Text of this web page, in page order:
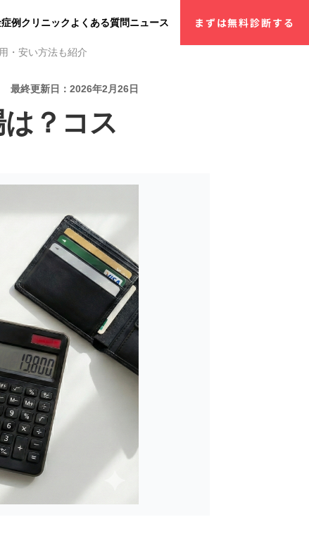
症例クリニックよくある質問ニュース まずは無料診断する
・安い方法も紹介
最終更新日：2026年2月26日
？コス